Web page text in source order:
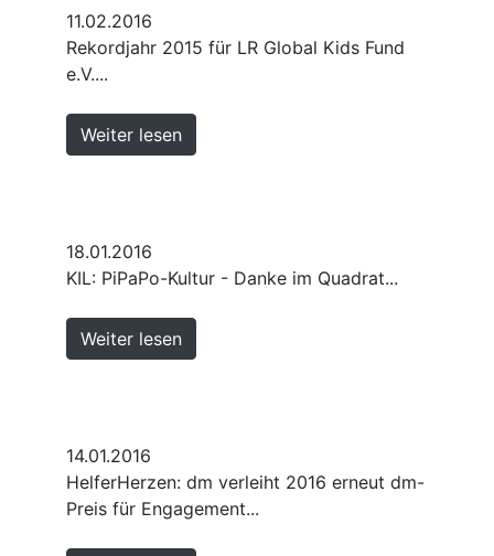
11.02.2016
Rekordjahr 2015 für LR Global Kids Fund
e.V....
Weiter lesen
18.01.2016
KIL: PiPaPo-Kultur - Danke im Quadrat...
Weiter lesen
14.01.2016
HelferHerzen: dm verleiht 2016 erneut dm-
Preis für Engagement...